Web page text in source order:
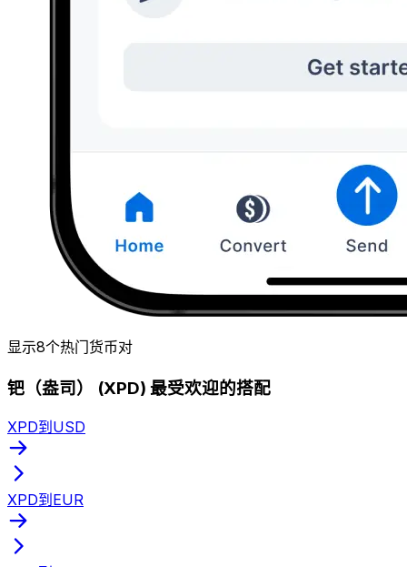
显示8个热门货币对
钯（盎司） (XPD) 最受欢迎的搭配
XPD到USD
XPD到EUR